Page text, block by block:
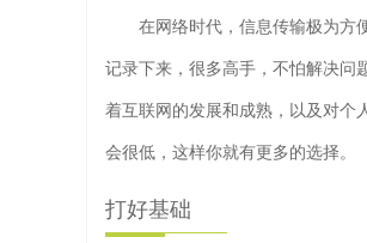
在网络时代，信息传输极为方便
记录下来，很多高手，不怕解决问
着互联网的发展和成熟，以及对个
会很低，这样你就有更多的选择。
打好基础